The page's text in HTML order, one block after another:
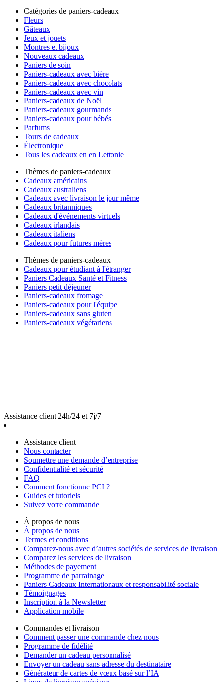
Catégories de paniers-cadeaux
Fleurs
Gâteaux
Jeux et jouets
Montres et bijoux
Nouveaux cadeaux
Paniers de soin
Paniers-cadeaux avec bière
Paniers-cadeaux avec chocolats
Paniers-cadeaux avec vin
Paniers-cadeaux de Noël
Paniers-cadeaux gourmands
Paniers-cadeaux pour bébés
Parfums
Tours de cadeaux
Électronique
Tous les cadeaux en en Lettonie
Thèmes de paniers-cadeaux
Cadeaux américains
Cadeaux australiens
Cadeaux avec livraison le jour même
Cadeaux britanniques
Cadeaux d'événements virtuels
Cadeaux irlandais
Cadeaux italiens
Cadeaux pour futures mères
Thèmes de paniers-cadeaux
Cadeaux pour étudiant à l'étranger
Paniers Cadeaux Santé et Fitness
Paniers petit déjeuner
Paniers-cadeaux fromage
Paniers-cadeaux pour l'équipe
Paniers-cadeaux sans gluten
Paniers-cadeaux végétariens
Assistance client 24h/24 et 7j/7
Assistance client
Nous contacter
Soumettre une demande d’entreprise
Confidentialité et sécurité
FAQ
Comment fonctionne PCI ?
Guides et tutoriels
Suivez votre commande
À propos de nous
À propos de nous
Termes et conditions
Comparez-nous avec d’autres sociétés de services de livraison
Comparez les services de livraison
Méthodes de payement
Programme de parrainage
Paniers Cadeaux Internationaux et responsabilité sociale
Témoignages
Inscription à la Newsletter
Application mobile
Commandes et livraison
Comment passer une commande chez nous
Programme de fidélité
Demander un cadeau personnalisé
Envoyer un cadeau sans adresse du destinataire
Générateur de cartes de vœux basé sur l’IA